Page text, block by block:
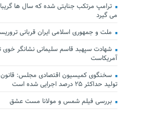
ترامپ مرتکب جنایتی شده که سال ها
می گیرد
ملت و جمهوری اسلامی ایران قربانی
شهادت سپهبد قاسم سلیمانی نشانگر خوی
آمریکاست
سخنگوی کمیسیون اقتصادی مجلس: قانون
تولید حداکثر ۲۵ درصد اجرایی شده است
بررسی فیلم شمس و مولانا مست عشق